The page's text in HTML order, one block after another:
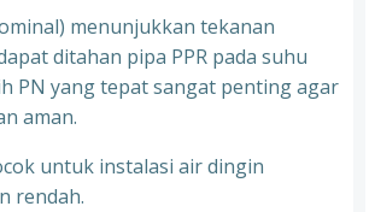
menunjukkan tekanan
ditahan pipa PPR pada suhu
PN yang tepat sangat penting agar
aman.
untuk instalasi air dingin
rendah.